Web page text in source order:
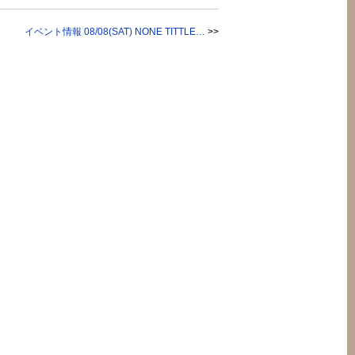
イベント情報 08/08(SAT) NONE TITTLE… >>